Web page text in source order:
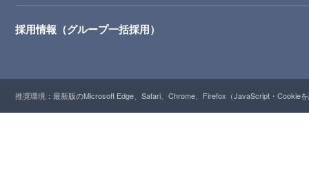
採用情報（グループ一括採用）
推奨環境：最新版のMicrosoft Edge、Safari、Chrome、Firefox（JavaScript・Cookie